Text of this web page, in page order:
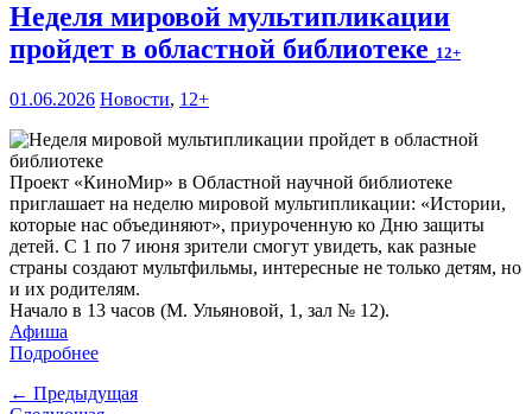
Неделя мировой мультипликации
пройдет в областной библиотеке 12+
01.06.2026 Новости, 12+
Проект «КиноМир» в Областной научной библиотеке
приглашает на неделю мировой мультипликации: «Истории,
которые нас объединяют», приуроченную ко Дню защиты
детей. С 1 по 7 июня зрители смогут увидеть, как разные
страны создают мультфильмы, интересные не только детям, но
и их родителям.
Начало в 13 часов (М. Ульяновой, 1, зал № 12).
Афиша
Подробнее
← Предыдущая